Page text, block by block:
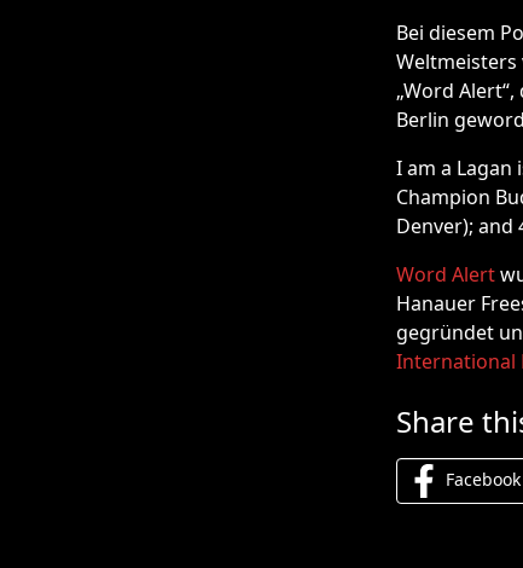
Bei diesem
Weltmeisters
„Word
Berlin
I am a Lagan
Champion
Denver); and
Word Alert
Hanauer
gegründet
International
Share
Facebook